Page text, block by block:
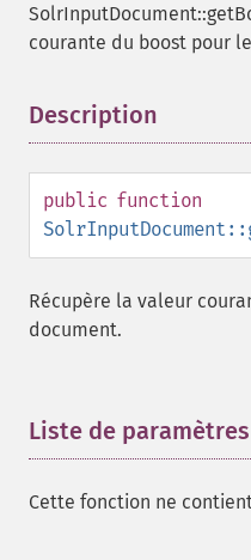
courante du boost pour
Description
public function
Récupère la valeur
document.
Liste de paramètres
Cette fonction ne